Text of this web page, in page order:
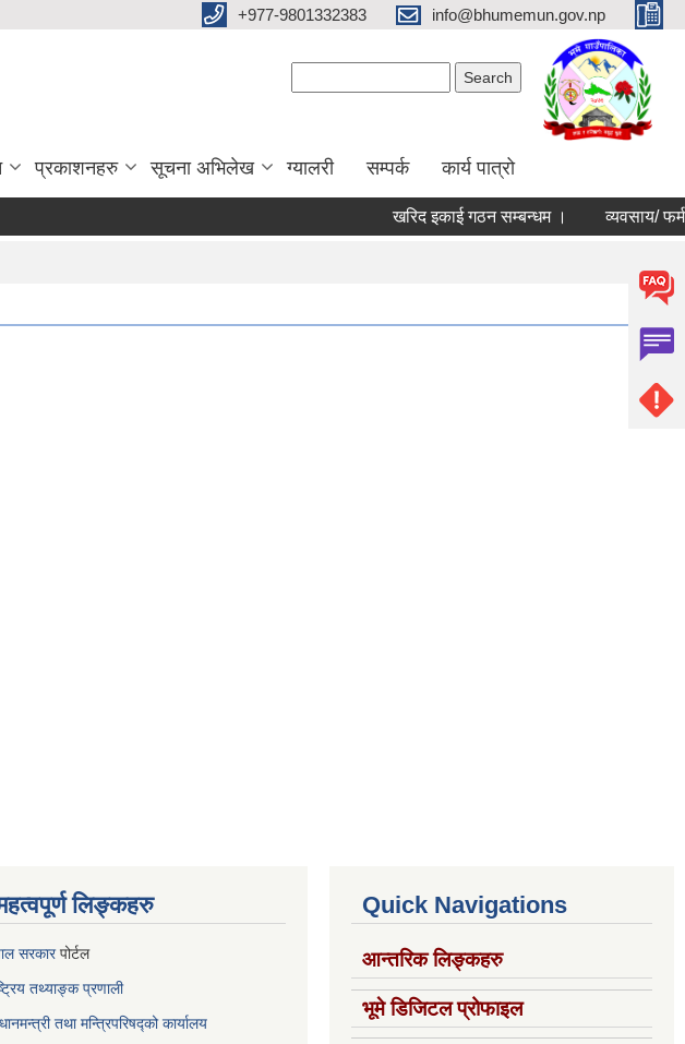
+977-9801332383 info@bhumemun.gov.np
प्रकाशनहरु सूचना अभिलेख ग्यालरी सम्पर्क कार्य पात्रो
खरिद इकाई गठन सम्बन्धम । व्यवसाय/ फर्म/
लिङ्कहरु
सरकारपोर्टल
तथ्याङ्क प्रणाली
तथा मन्त्रिपरिषद्को कार्यालय
Quick Navigations
आन्तरिक लिङ्कहरु
भूमे डिजिटल प्रोफाइल